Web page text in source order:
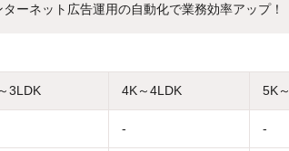
ターネット広告運用の自動化で業務効率アップ！
3LDK 4K～4LDK 5K～
- -